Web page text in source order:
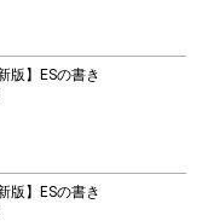
版】ESの書き
版】ESの書き